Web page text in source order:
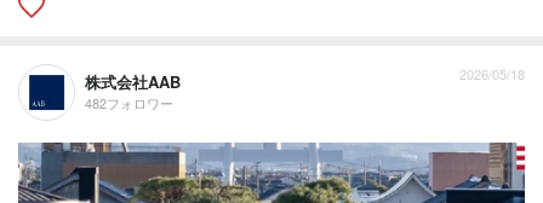
株式会社AAB
482フォロワー
2026/05/18